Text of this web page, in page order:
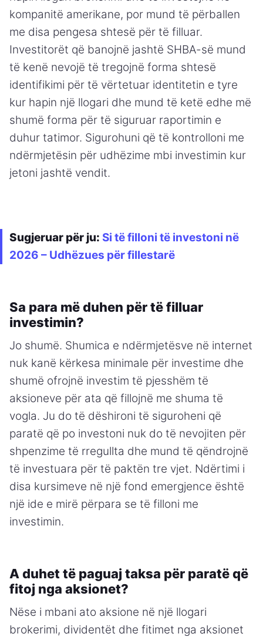
kompanitë amerikane, por mund të përballen
me disa pengesa shtesë për të filluar.
Investitorët që banojnë jashtë SHBA-së mund
të kenë nevojë të tregojnë forma shtesë
identifikimi për të vërtetuar identitetin e tyre
kur hapin një llogari dhe mund të ketë edhe më
shumë forma për të siguruar raportimin e
duhur tatimor. Sigurohuni që të kontrolloni me
ndërmjetësin për udhëzime mbi investimin kur
jetoni jashtë vendit.
Sugjeruar për ju: Si të filloni të investoni në
2026 – Udhëzues për fillestarë
Sa para më duhen për të filluar
investimin?
Jo shumë. Shumica e ndërmjetësve në internet
nuk kanë kërkesa minimale për investime dhe
shumë ofrojnë investim të pjesshëm të
aksioneve për ata që fillojnë me shuma të
vogla. Ju do të dëshironi të siguroheni që
paratë që po investoni nuk do të nevojiten për
shpenzime të rregullta dhe mund të qëndrojnë
të investuara për të paktën tre vjet. Ndërtimi i
disa kursimeve në një fond emergjence është
një ide e mirë përpara se të filloni me
investimin.
A duhet të paguaj taksa për paratë që
fitoj nga aksionet?
Nëse i mbani ato aksione në një llogari
brokerimi, dividentët dhe fitimet nga aksionet